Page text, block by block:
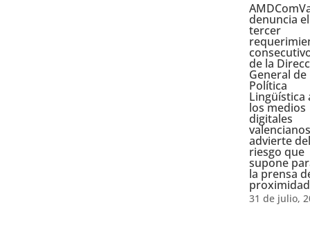
denuncia el
tercer
de la
General de
Política
Lingüística
los medios
digitales
advierte del
riesgo que
supone
la prensa
proximidad
31 de julio,